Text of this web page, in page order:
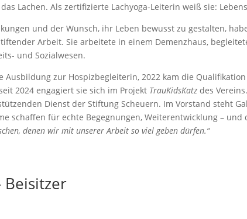
Lachen. Als zertifizierte Lachyoga-Leiterin weiß sie:
und der Wunsch, ihr Leben bewusst zu gestalten,
Arbeit. Sie arbeitete in einem Demenzhaus,
und Sozialwesen.
Ausbildung zur Hospizbegleiterin, 2022 kam die
2024 engagiert sie sich im Projekt TrauKidsKatz des
Dienst der Stiftung Scheuern. Im Vorstand steht
schaffen für echte Begegnungen, Weiterentwicklung –
denen wir mit unserer Arbeit so viel geben dürfen.“
Beisitzer